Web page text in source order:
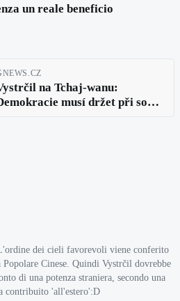
un reale beneficio
na Tchaj-wanu:
musí držet při sobě,
dei cieli favorevoli viene conferito
Cinese. Quindi Vystrčil dovrebbe
di una potenza straniera, secondo una
contribuito 'all'estero':D